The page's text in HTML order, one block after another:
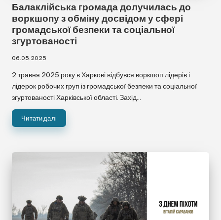
Балаклійська громада долучилась до
воркшопу з обміну досвідом у сфері
громадської безпеки та соціальної
згуртованості
06.05.2025
2 травня 2025 року в Харкові відбувся воркшоп лідерів і
лідерок робочих груп із громадської безпеки та соціальної
згуртованості Харківської області. Захід…
Читати далі